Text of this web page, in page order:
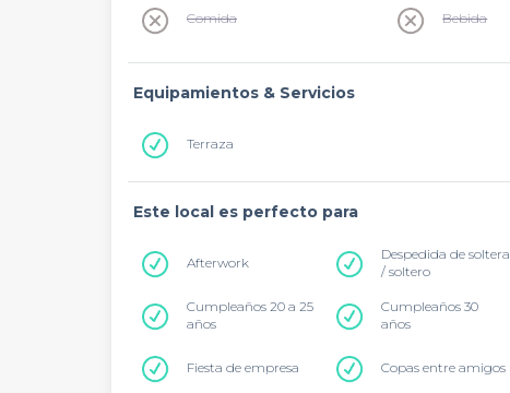
Comida Bebida
Equipamientos & Servicios
Terraza
Este local es perfecto para
Afterwork
Despedida de soltera
/ soltero
Cumpleaños 20 a 25
años
Cumpleaños 30
años
Fiesta de empresa Copas entre amigos